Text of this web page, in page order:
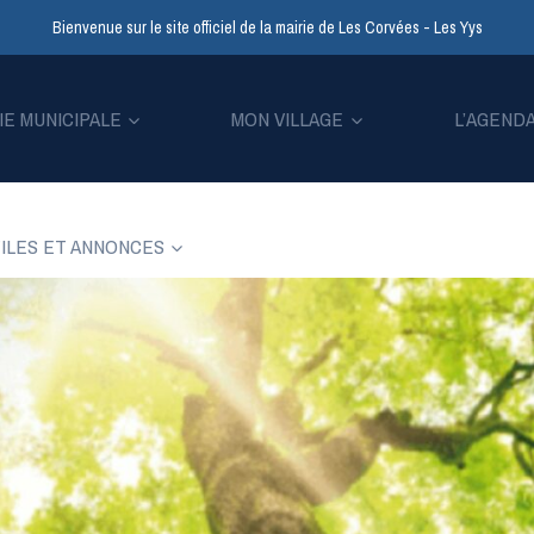
Bienvenue sur le site officiel de la mairie de Les Corvées - Les Yys
MUNICIPALE MON VILLAGE
ET ANNONCES